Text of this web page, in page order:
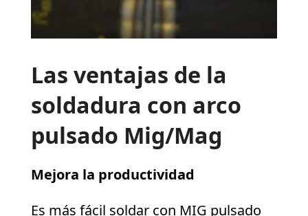
Las ventajas de la
soldadura con arco
pulsado Mig/Mag
Mejora la productividad
Es más fácil soldar con MIG pulsado